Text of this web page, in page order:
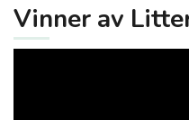
Vinner av